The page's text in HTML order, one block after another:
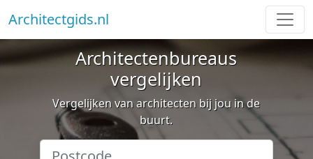
Architectgids.nl
Architectenbureaus
vergelijken
Vergelijken van architecten bij jou in de
buurt.